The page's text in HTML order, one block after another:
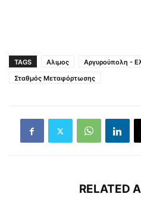
TAGS Αλιμος
Αργυρούπολη -
Σταθμός Μεταφόρτωσης
RELATED